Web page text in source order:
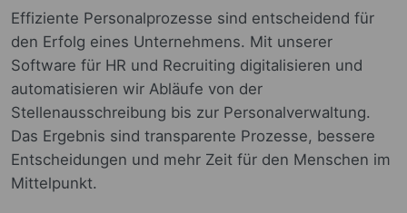
Effiziente Personalprozesse sind entscheidend für
den Erfolg eines Unternehmens. Mit unserer
Software für HR und Recruiting digitalisieren und
automatisieren wir Abläufe von der
Stellenausschreibung bis zur Personalverwaltung.
Das Ergebnis sind transparente Prozesse, bessere
Entscheidungen und mehr Zeit für den Menschen im
Mittelpunkt.